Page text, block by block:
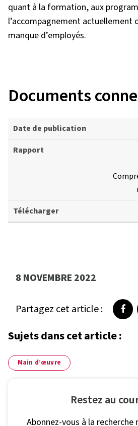
quant à la formation, aux
l’accompagnement actuellement
manque d’employés.
Documents
D
a
t
p
u
p
r
8 NOVEMBRE 2022
Partagez cet article :
Sujets dans cet article :
Main d’œuvre
Restez au
Abonnez-vous à la recherche